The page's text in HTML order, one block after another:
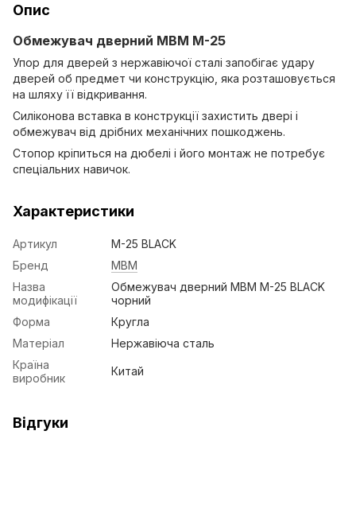
Опис
Обмежувач дверний МВМ M-25
Упор для дверей з нержавіючої сталі запобігає удару
дверей об предмет чи конструкцію, яка розташовується
на шляху її відкривання.
Силіконова вставка в конструкції захистить двері і
обмежувач від дрібних механічних пошкоджень.
Стопор кріпиться на дюбелі і його монтаж не потребує
спеціальних навичок.
Характеристики
Артикул
M-25 BLACK
Бренд
МВМ
Назва
модифікації
Обмежувач дверний МВМ M-25 BLACK
чорний
Форма
Кругла
Матеріал
Нержавіюча сталь
Країна
виробник
Китай
Відгуки